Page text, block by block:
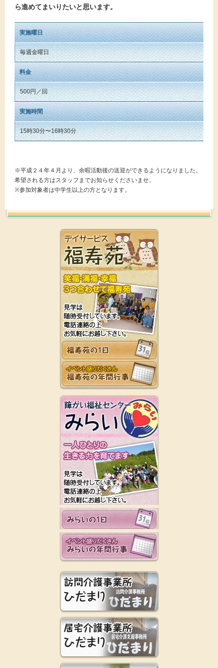
ら進めてまいりたいと思います。
実施曜日
毎週金曜日
料金
500円／回
実施時間
15時30分〜16時30分
※平成２４年４月より、余暇活動後の送迎ができるようになりました。
希望される方はスタッフまでお知らせくださいませ。
※参加対象者は中学生以上の方となります。